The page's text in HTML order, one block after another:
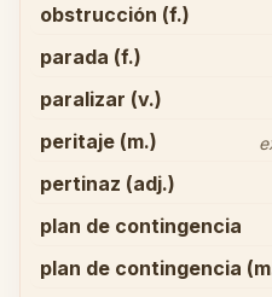
obstrucción (f.)
parada (f.)
paralizar (v.)
peritaje (m.)
pertinaz (adj.)
plan de contingencia
plan de contingencia